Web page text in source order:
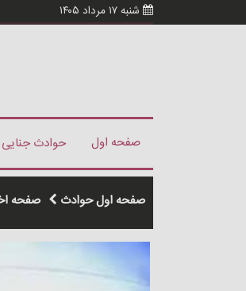
شنبه ۱۷ مرداد ۱۴۰۵
صفحه اول حوادث جنایی
صفحه اول حوادث صفحه